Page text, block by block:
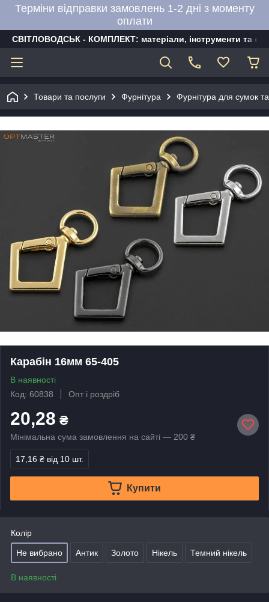
Терміни відправки замовлень 1-2 дні з моменту
оплати
СВІТЛОВОДСЬК - КОМПЛЕКТ: матеріали, інструменти та
Товари та послуги Фурнітура Фурнітура для сумок
Карабін 16мм 65-405
В наявності
Код: 60838
Опт і роздріб
20,28 ₴
Мінімальна сума замовлення на сайті — 200 ₴
17,16 ₴ від 10 шт.
Купити
Колір
Не вибрано Антик Золото Нікель Темний нікель
В наявності